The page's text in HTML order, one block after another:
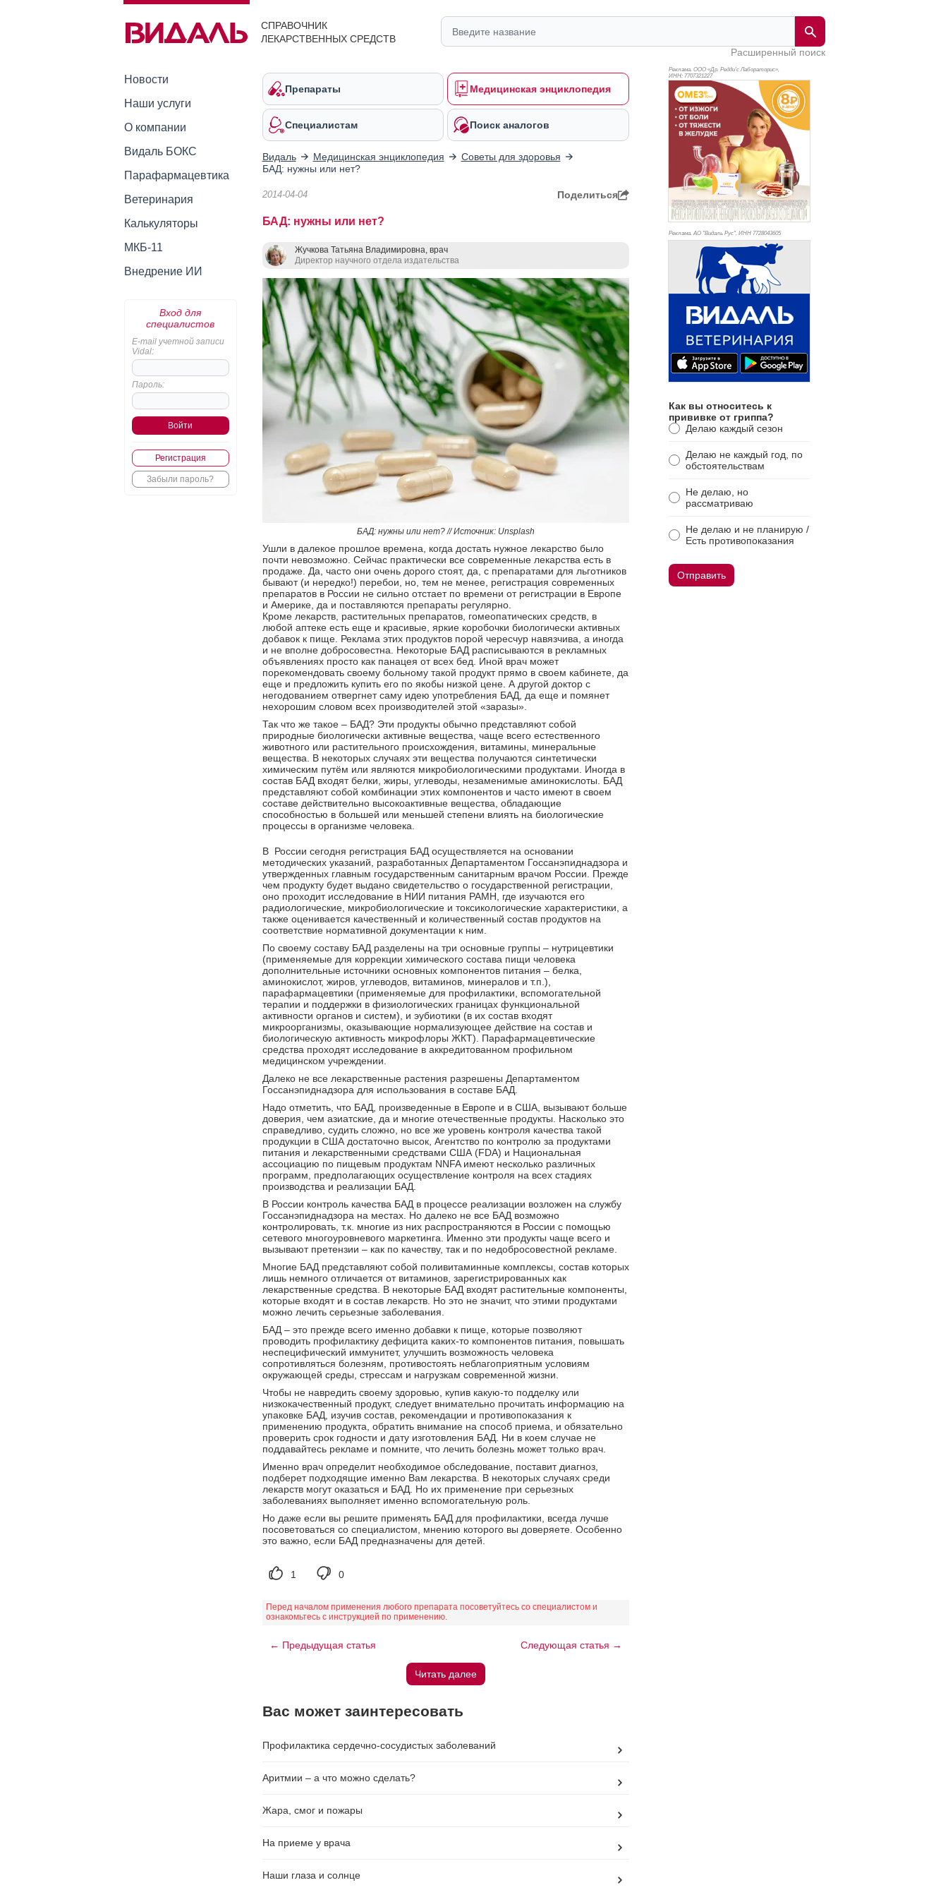
СПРАВОЧНИК
ЛЕКАРСТВЕННЫХ СРЕДСТВ
Расширенный поиск
Новости
Наши услуги
О компании
Видаль БОКС
Парафармацевтика
Ветеринария
Калькуляторы
МКБ-11
Внедрение ИИ
Вход для
специалистов
E-mail учетной записи
Vidal:
Пароль:
Регистрация
Забыли пароль?
Препараты Медицинская энциклопедия
Специалистам Поиск аналогов
Видаль Медицинская энциклопедия
Советы для здоровья
БАД: нужны или нет?
2014-04-04 Поделиться
БАД: нужны или нет?
Жучкова Татьяна Владимировна, врач
Директор научного отдела издательства
БАД: нужны или нет? // Источник: Unsplash
Ушли в далекое прошлое времена, когда достать нужное лекарство было
почти невозможно. Сейчас практически все современные лекарства есть в
продаже. Да, часто они очень дорого стоят, да, с препаратами для льготников
бывают (и нередко!) перебои, но, тем не менее, регистрация современных
препаратов в России не сильно отстает по времени от регистрации в Европе
и Америке, да и поставляются препараты регулярно.
Кроме лекарств, растительных препаратов, гомеопатических средств, в
любой аптеке есть еще и красивые, яркие коробочки биологически активных
добавок к пище. Реклама этих продуктов порой чересчур навязчива, а иногда
и не вполне добросовестна. Некоторые БАД расписываются в рекламных
объявлениях просто как панацея от всех бед. Иной врач может
порекомендовать своему больному такой продукт прямо в своем кабинете, да
еще и предложить купить его по якобы низкой цене. А другой доктор с
негодованием отвергнет саму идею употребления БАД, да еще и помянет
нехорошим словом всех производителей этой «заразы».
Так что же такое – БАД? Эти продукты обычно представляют собой
природные биологически активные вещества, чаще всего естественного
животного или растительного происхождения, витамины, минеральные
вещества. В некоторых случаях эти вещества получаются синтетически
химическим путём или являются микробиологическими продуктами. Иногда в
состав БАД входят белки, жиры, углеводы, незаменимые аминокислоты. БАД
представляют собой комбинации этих компонентов и часто имеют в своем
составе действительно высокоактивные вещества, обладающие
способностью в большей или меньшей степени влиять на биологические
процессы в организме человека.
В России сегодня регистрация БАД осуществляется на основании
методических указаний, разработанных Департаментом Госсанэпиднадзора и
утвержденных главным государственным санитарным врачом России. Прежде
чем продукту будет выдано свидетельство о государственной регистрации,
оно проходит исследование в НИИ питания РАМН, где изучаются его
радиологические, микробиологические и токсикологические характеристики, а
также оценивается качественный и количественный состав продуктов на
соответствие нормативной документации к ним.
По своему составу БАД разделены на три основные группы – нутрицевтики
(применяемые для коррекции химического состава пищи человека
дополнительные источники основных компонентов питания – белка,
аминокислот, жиров, углеводов, витаминов, минералов и т.п.),
парафармацевтики (применяемые для профилактики, вспомогательной
терапии и поддержки в физиологических границах функциональной
активности органов и систем), и эубиотики (в их состав входят
микроорганизмы, оказывающие нормализующее действие на состав и
биологическую активность микрофлоры ЖКТ). Парафармацевтические
средства проходят исследование в аккредитованном профильном
медицинском учреждении.
Далеко не все лекарственные растения разрешены Департаментом
Госсанэпиднадзора для использования в составе БАД.
Надо отметить, что БАД, произведенные в Европе и в США, вызывают больше
доверия, чем азиатские, да и многие отечественные продукты. Насколько это
справедливо, судить сложно, но все же уровень контроля качества такой
продукции в США достаточно высок, Агентство по контролю за продуктами
питания и лекарственными средствами США (FDA) и Национальная
ассоциацию по пищевым продуктам NNFA имеют несколько различных
программ, предполагающих осуществление контроля на всех стадиях
производства и реализации БАД.
В России контроль качества БАД в процессе реализации возложен на службу
Госсанэпиднадзора на местах. Но далеко не все БАД возможно
контролировать, т.к. многие из них распространяются в России с помощью
сетевого многоуровневого маркетинга. Именно эти продукты чаще всего и
вызывают претензии – как по качеству, так и по недобросовестной рекламе.
Многие БАД представляют собой поливитаминные комплексы, состав которых
лишь немного отличается от витаминов, зарегистрированных как
лекарственные средства. В некоторые БАД входят растительные компоненты,
которые входят и в состав лекарств. Но это не значит, что этими продуктами
можно лечить серьезные заболевания.
БАД – это прежде всего именно добавки к пище, которые позволяют
проводить профилактику дефицита каких-то компонентов питания, повышать
неспецифический иммунитет, улучшить возможность человека
сопротивляться болезням, противостоять неблагоприятным условиям
окружающей среды, стрессам и нагрузкам современной жизни.
Чтобы не навредить своему здоровью, купив какую-то подделку или
низкокачественный продукт, следует внимательно прочитать информацию на
упаковке БАД, изучив состав, рекомендации и противопоказания к
применению продукта, обратить внимание на способ приема, и обязательно
проверить срок годности и дату изготовления БАД. Ни в коем случае не
поддавайтесь рекламе и помните, что лечить болезнь может только врач.
Именно врач определит необходимое обследование, поставит диагноз,
подберет подходящие именно Вам лекарства. В некоторых случаях среди
лекарств могут оказаться и БАД. Но их применение при серьезных
заболеваниях выполняет именно вспомогательную роль.
Но даже если вы решите применять БАД для профилактики, всегда лучше
посоветоваться со специалистом, мнению которого вы доверяете. Особенно
это важно, если БАД предназначены для детей.
1 0
Перед началом применения любого препарата посоветуйтесь со специалистом и
ознакомьтесь с инструкцией по применению.
← Предыдущая статья Следующая статья →
Читать далее
Вас может заинтересовать
Профилактика сердечно-сосудистых заболеваний
Аритмии – а что можно сделать?
Жара, смог и пожары
На приеме у врача
Наши глаза и солнце
Реклама. ООО «Др. Редди’с Лабораторис»,
ИНН: 7707321227
Реклама. АО "Видаль Рус", ИНН 7728043605
Как вы относитесь к
прививке от гриппа?
Делаю каждый сезон
Делаю не каждый год, по
обстоятельствам
Не делаю, но
рассматриваю
Не делаю и не планирую /
Есть противопоказания
Отправить